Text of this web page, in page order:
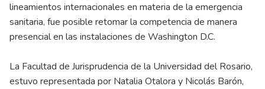
lineamientos internacionales en materia de la emergencia
sanitaria, fue posible retomar la competencia de manera
presencial en las instalaciones de Washington D.C.
La Facultad de Jurisprudencia de la Universidad del Rosario,
estuvo representada por Natalia Otalora y Nicolás Barón,